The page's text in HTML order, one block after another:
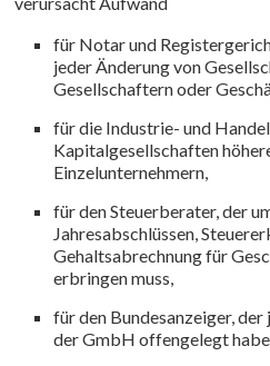
für Notar und
jeder Änderung von
Gesellschaftern oder
für die Industrie- und
Kapitalgesellschaften
Einzelunternehmern,
für den Steuerberater, der
Jahresabschlüssen,
Gehaltsabrechnung für
erbringen muss,
für den Bundesanzeiger,
der GmbH offengelegt